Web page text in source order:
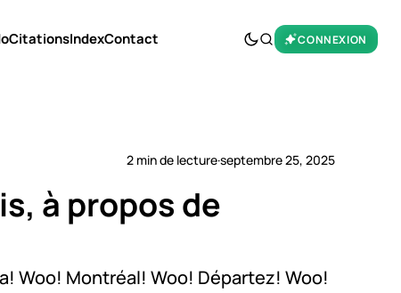
CitationsIndexContact CONNEXION
2 min de lecture·septembre 25, 2025
à propos de
Woo! Montréal! Woo! Départez! Woo!